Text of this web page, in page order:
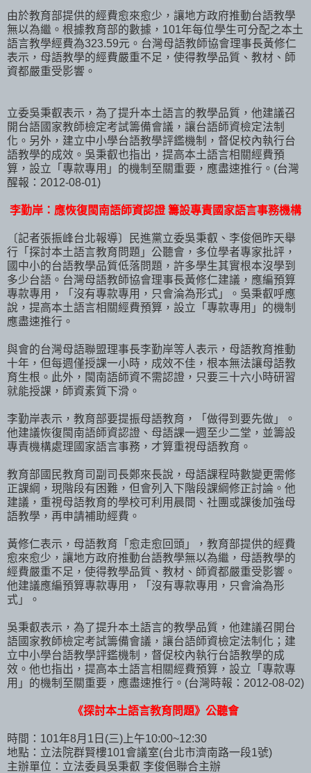
由於教育部提供的經費愈來愈少，讓地方政府推動台語教學
無以為繼。根據教育部的數據，101年每位學生可分配之本土
語言教學經費為323.59元。台灣母語教師協會理事長黃修仁
表示，母語教學的經費嚴重不足，使得教學品質、教材、師
資都嚴重受影響。
立委吳秉叡表示，為了提升本土語言的教學品質，他建議召
開台語國家教師檢定考試籌備會議，讓台語師資檢定法制
化。另外，建立中小學台語教學評鑑機制，督促校內執行台
語教學的成效。吳秉叡也指出，提高本土語言相關經費預
算，設立「專款專用」的機制至關重要，應盡速推行。(台灣
醒報：2012-08-01)
李勤岸：應恢復閩南語師資認證 籌設專責國家語言事務機構
〔記者張振峰台北報導〕民進黨立委吳秉叡、李俊俋昨天舉
行「探討本土語言教育問題」公聽會，多位學者專家批評，
國中小的台語教學品質低落問題，許多學生其實根本沒學到
多少台語。台灣母語教師協會理事長黃修仁建議，應編預算
專款專用，「沒有專款專用，只會淪為形式」。吳秉叡呼應
說，提高本土語言相關經費預算，設立「專款專用」的機制
應盡速推行。
與會的台灣母語聯盟理事長李勤岸等人表示，母語教育推動
十年，但每週僅授課一小時，成效不佳，根本無法讓母語教
育生根。此外，閩南語師資不需認證，只要三十六小時研習
就能授課，師資素質下滑。
李勤岸表示，教育部要提振母語教育，「做得到要先做」。
他建議恢復閩南語師資認證、母語課一週至少二堂，並籌設
專責機構處理國家語言事務，才算重視母語教育。
教育部國民教育司副司長鄭來長說，母語課程時數變更需修
正課綱，現階段有困難，但會列入下階段課綱修正討論。他
建議，重視母語教育的學校可利用晨間、社團或課後加強母
語教學，再申請補助經費。
黃修仁表示，母語教育「愈走愈回頭」，教育部提供的經費
愈來愈少，讓地方政府推動台語教學無以為繼，母語教學的
經費嚴重不足，使得教學品質、教材、師資都嚴重受影響。
他建議應編預算專款專用，「沒有專款專用，只會淪為形
式」。
吳秉叡表示，為了提升本土語言的教學品質，他建議召開台
語國家教師檢定考試籌備會議，讓台語師資檢定法制化；建
立中小學台語教學評鑑機制，督促校內執行台語教學的成
效。他也指出，提高本土語言相關經費預算，設立「專款專
用」的機制至關重要，應盡速推行。(台灣時報：2012-08-02)
《探討本土語言教育問題》公聽會
時間：101年8月1日(三)上午10:00~12:30
地點：立法院群賢樓101會議室(台北市濟南路一段1號)
主辦單位：立法委員吳秉叡 李俊俋聯合主辦